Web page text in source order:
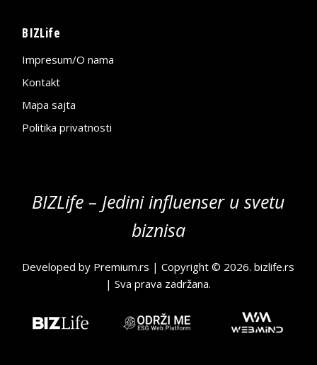
BIZLife
Impresum/O nama
Kontakt
Mapa sajta
Politika privatnosti
BIZLife – Jedini influenser u svetu
biznisa
Developed by Premium.rs | Copyright © 2026.bizlife.rs
| Sva prava zadržana.